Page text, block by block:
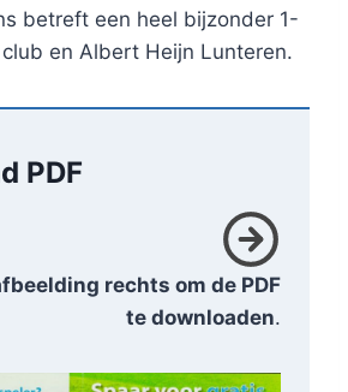
betreft een heel bijzonder 1-
en Albert Heijn Lunteren.
PDF
rechts om de PDF
te downloaden.